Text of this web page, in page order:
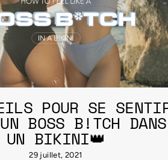
POUR SE
UN BOSS B!TCH DANS
UN BIKINI👑
29 juillet, 2021